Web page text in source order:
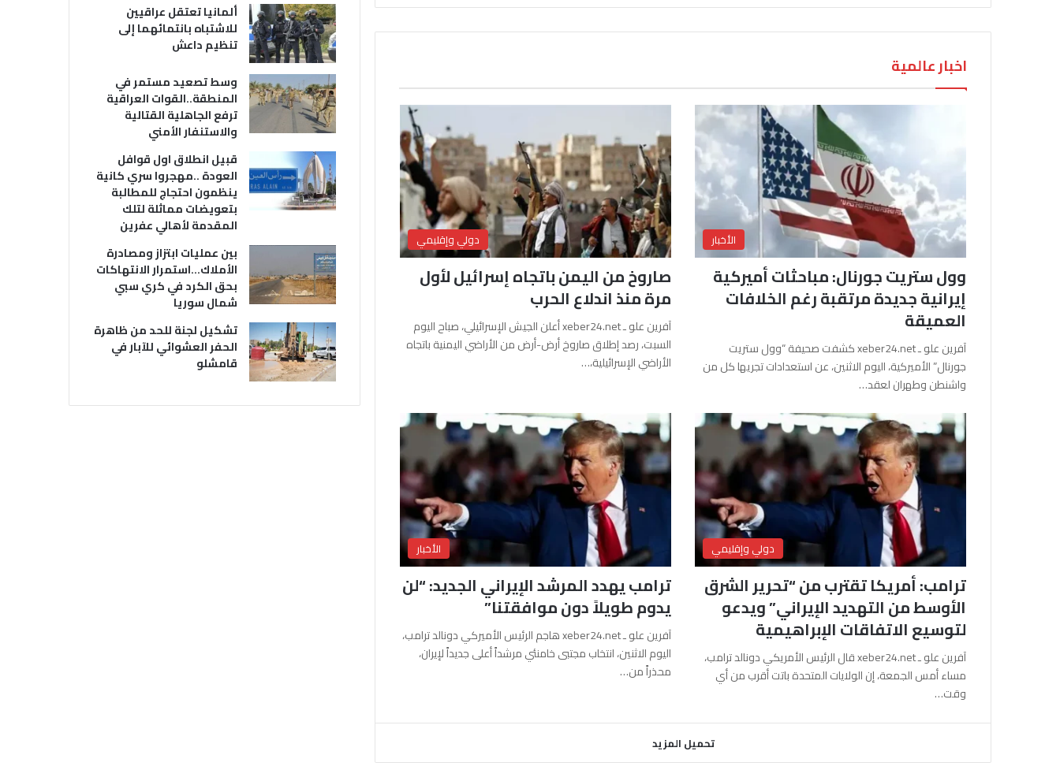
اخبار عالمية
الأخبار
وول ستريت جورنال: مباحثات أميركية
إيرانية جديدة مرتقبة رغم الخلافات
العميقة
آفرين علو ـ xeber24.net كشفت صحيفة “وول ستريت
جورنال” الأميركية، اليوم الاثنين، عن استعدادات تجريها كل من
واشنطن وطهران لعقد…
دولي وإقليمي
صاروخ من اليمن باتجاه إسرائيل لأول
مرة منذ اندلاع الحرب
آفرين علو ـ xeber24.net أعلن الجيش الإسرائيلي، صباح اليوم
السبت، رصد إطلاق صاروخ أرض-أرض من الأراضي اليمنية باتجاه
الأراضي الإسرائيلية،…
دولي وإقليمي
ترامب: أمريكا تقترب من “تحرير الشرق
الأوسط من التهديد الإيراني” ويدعو
لتوسيع الاتفاقات الإبراهيمية
آفرين علو ـ xeber24.net قال الرئيس الأمريكي دونالد ترامب،
مساء أمس الجمعة، إن الولايات المتحدة باتت أقرب من أي
وقت…
الأخبار
ترامب يهدد المرشد الإيراني الجديد: “لن
يدوم طويلاً دون موافقتنا”
آفرين علو ـ xeber24.net هاجم الرئيس الأميركي دونالد ترامب،
اليوم الاثنين، انتخاب مجتبى خامنئي مرشداً أعلى جديداً لإيران،
محذراً من…
تحميل المزيد
ألمانيا تعتقل عراقيين
للاشتباه بانتمائهما إلى
تنظيم داعش
وسط تصعيد مستمر في
المنطقة..القوات العراقية
ترفع الجاهلية القتالية
والاستنفار الأمني
قبيل انطلاق اول قوافل
العودة ..مهجروا سري كانية
ينظمون احتجاج للمطالبة
بتعويضات مماثلة لتلك
المقدمة لأهالي عفرين
بين عمليات ابتزاز ومصادرة
الأملاك…استمرار الانتهاكات
بحق الكرد في كري سبي
شمال سوريا
تشكيل لجنة للحد من ظاهرة
الحفر العشوائي للآبار في
قامشلو